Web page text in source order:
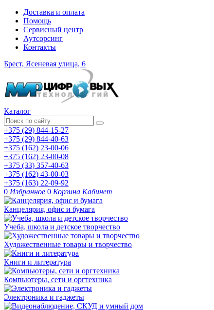
Доставка и оплата
Помощь
Сервисный центр
Аутсорсинг
Контакты
Брест, Ясеневая улица, 6
Каталог
+375 (29) 844-15-27
+375 (29) 844-40-63
+375 (162) 23-00-06
+375 (162) 23-00-08
+375 (33) 357-40-63
+375 (162) 43-00-03
+375 (163) 22-09-92
0 Избранное 0 Корзина Кабинет
Канцелярия, офис и бумага
Учеба, школа и детское творчество
Художественные товары и творчество
Книги и литература
Компьютеры, сети и оргтехника
Электроника и гаджеты